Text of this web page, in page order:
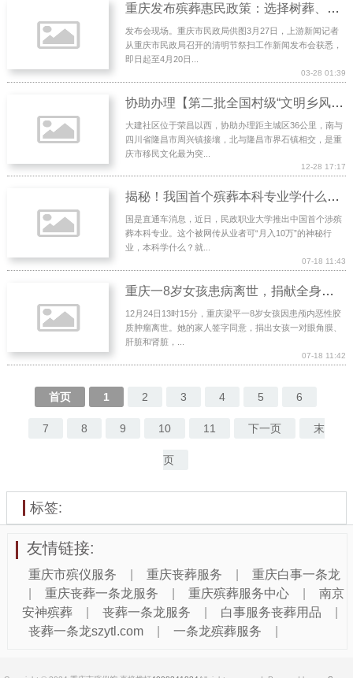
重庆发布殡葬惠民政策：选择树葬、花葬、草坪葬补贴3000元
发布会现场。重庆市民政局供图3月27日，上游新闻记者
从重庆市民政局召开的清明节祭扫工作新闻发布会获悉，
即日起至4月20日...
03-28 01:39
协助办理【第二批全国村级“文明乡风建设”典型案例】重庆市荣昌区大建社区：弘扬客家文化 易出“新风尚
大建社区位于荣昌以西，协助办理距主城区36公里，南与
四川省隆昌市周兴镇接壤，北与隆昌市界石镇相交，是重
庆市移民文化最为突...
12-28 17:17
揭秘！我国首个殡葬本科专业学什么？真能月入10万？
国是直通车消息，近日，民政职业大学推出中国首个涉殡
葬本科专业。这个被网传从业者可“月入10万”的神秘行
业，本科学什么？就...
07-18 11:43
重庆一8岁女孩患病离世，捐献全身可用器官将助5人重获新生
12月24日13时15分，重庆梁平一8岁女孩因患颅内恶性胶
质肿瘤离世。她的家人签字同意，捐出女孩一对眼角膜、
肝脏和肾脏，...
07-18 11:42
首页 1 2 3 4 5 6
7 8 9 10 11 下一页 末
页
标签:
友情链接:
重庆市殡仪服务 重庆丧葬服务
重庆白事一条龙
重庆丧葬一条龙服务 重庆殡葬服务中心
南京
安神殡葬
丧葬一条龙服务 白事服务丧葬用品
丧葬一条龙szytl.com
一条龙殡葬服务